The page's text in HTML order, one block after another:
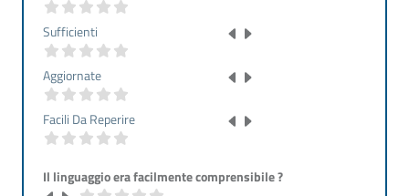
Sufficienti
Aggiornate
Facili Da Reperire
Il linguaggio era facilmente comprensibile ?